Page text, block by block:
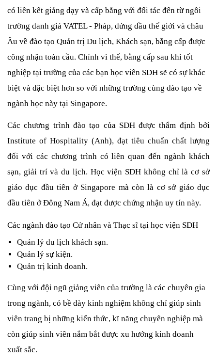
có liên kết giảng dạy và cấp bằng với đối tác đến từ ngôi
trường danh giá VATEL - Pháp, đứng đầu thế giới và châu
Âu về đào tạo Quản trị Du lịch, Khách sạn, bằng cấp được
công nhận toàn cầu. Chính vì thế, bằng cấp sau khi tốt
nghiệp tại trường của các bạn học viên SDH sẽ có sự khác
biệt và đặc biệt hơn so với những trường cùng đào tạo về
ngành học này tại Singapore.
Các chương trình đào tạo của SDH được thẩm định bởi
Institute of Hospitality (Anh), đạt tiêu chuẩn chất lượng
đối với các chương trình có liên quan đến ngành khách
sạn, giải trí và du lịch. Học viện SDH không chỉ là cơ sở
giáo dục đầu tiên ở Singapore mà còn là cơ sở giáo dục
đầu tiên ở Đông Nam Á, đạt được chứng nhận uy tín này.
Các ngành đào tạo Cử nhân và Thạc sĩ tại học viện SDH
Quản lý du lịch khách sạn.
Quản lý sự kiện.
Quản trị kinh doanh.
Cùng với đội ngũ giảng viên của trường là các chuyên gia
trong ngành, có bề dày kinh nghiệm không chỉ giúp sinh
viên trang bị những kiến thức, kĩ năng chuyên nghiệp mà
còn giúp sinh viên nắm bắt được xu hướng kinh doanh
xuất sắc.